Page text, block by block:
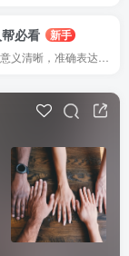
必看
新手